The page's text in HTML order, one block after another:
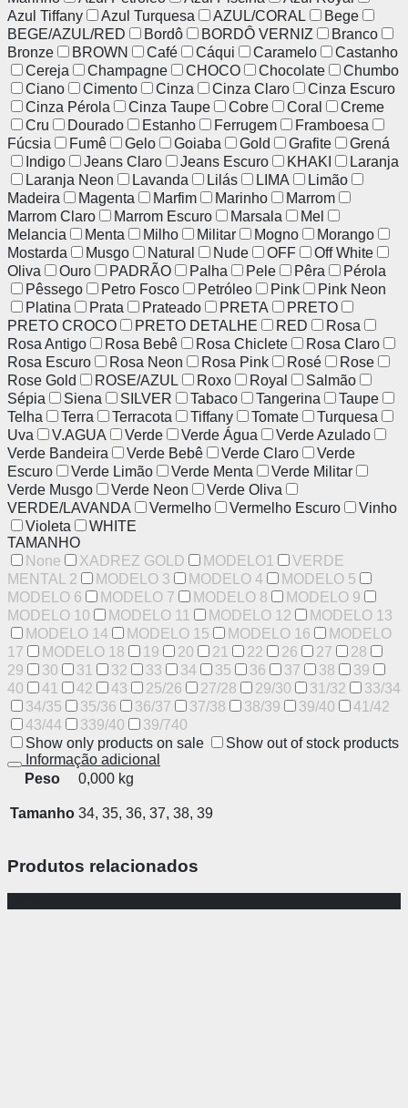
Azul Tiffany
Azul Turquesa AZUL/CORAL
Bege
BEGE/AZUL/RED
Bordô BORDÔ VERNIZ
Branco
Bronze
BROWN Café Cáqui Caramelo
Castanho
Cereja
Champagne CHOCO Chocolate
Chumbo
Ciano
Cimento Cinza Cinza Claro
Cinza Escuro
Cinza Pérola
Cinza Taupe Cobre Coral
Creme
Cru
Dourado Estanho Ferrugem
Framboesa
Fúcsia
Fumê Gelo Goiaba Gold Grafite
Grená
Indigo
Jeans Claro Jeans Escuro KHAKI
Laranja
Laranja Neon
Lavanda Lilás LIMA
Limão
Madeira
Magenta Marfim Marinho
Marrom
Marrom Claro
Marrom Escuro Marsala
Mel
Melancia
Menta Milho Militar Mogno
Morango
Mostarda
Musgo Natural Nude OFF
Off White
Oliva
Ouro PADRÃO Palha Pele Pêra
Pérola
Pêssego
Petro Fosco Petróleo Pink
Pink Neon
Platina
Prata Prateado PRETA
PRETO
PRETO CROCO
PRETO DETALHE RED
Rosa
Rosa Antigo
Rosa Bebê Rosa Chiclete
Rosa Claro
Rosa Escuro
Rosa Neon Rosa Pink Rosé
Rose
Rose Gold
ROSE/AZUL Roxo Royal
Salmão
Sépia
Siena SILVER Tabaco Tangerina
Taupe
Telha
Terra Terracota Tiffany Tomate
Turquesa
Uva
V.AGUA Verde Verde Água
Verde Azulado
Verde Bandeira
Verde Bebê Verde Claro
Verde
Escuro
Verde Limão Verde Menta
Verde Militar
Verde Musgo
Verde Neon
Verde Oliva
VERDE/LAVANDA
Vermelho Vermelho Escuro
Vinho
Violeta
WHITE
TAMANHO
None
XADREZ GOLD MODELO1
VERDE
MENTAL 2
MODELO 3 MODELO 4
MODELO 5
MODELO 6
MODELO 7 MODELO 8
MODELO 9
MODELO 10
MODELO 11 MODELO 12
MODELO 13
MODELO 14
MODELO 15 MODELO 16
MODELO
17
MODELO 18 19 20 21 22 26 27
28
29
30 31 32 33 34 35 36 37 38
39
40
41 42 43 25/26 27/28 29/30 31/32
33/34
34/35
35/36 36/37 37/38 38/39 39/40
41/42
43/44
339/40
39/740
Show only products on sale
Show out of stock products
Informação adicional
Peso
0,000 kg
Tamanho 34, 35, 36, 37, 38, 39
Produtos relacionados